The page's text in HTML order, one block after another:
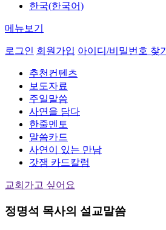
한국(한국어)
메뉴보기
로그인 회원가입 아이디/비밀번호 찾기
추천컨텐츠
보도자료
주일말씀
사연을 담다
한줄멘토
말씀카드
사연이 있는 만남
갓잼 카드칼럼
교회가고 싶어요
정명석 목사의 설교말씀